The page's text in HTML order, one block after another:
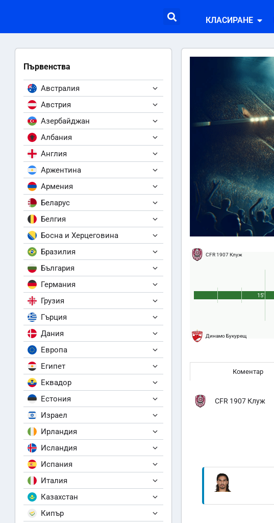
КЛАСИРАНЕ
Първенства
Австралия
Австрия
Азербайджан
Албания
Англия
Аржентина
Армения
Беларус
Белгия
Босна и Херцеговина
Бразилия
България
Германия
Грузия
Гърция
Дания
Европа
Египет
Еквадор
Естония
Израел
Ирландия
Исландия
Испания
Италия
Казахстан
Кипър
CFR 1907 Клуж
Динамо Букурещ
15'
Коментар
CFR 1907 Клуж